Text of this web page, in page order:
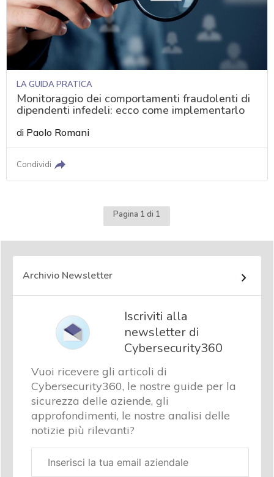
LA GUIDA PRATICA
Monitoraggio dei comportamenti fraudolenti di
dipendenti infedeli: ecco come implementarlo
di Paolo Romani
Condividi
Pagina 1 di 1
Archivio Newsletter
Iscriviti alla
newsletter di
Cybersecurity360
Vuoi ricevere gli articoli di
Cybersecurity360, le nostre guide per la
sicurezza delle aziende, gli
approfondimenti, le nostre analisi delle
notizie più rilevanti?
aziendale